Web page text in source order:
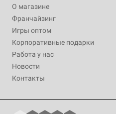
О магазине
Франчайзинг
Игры оптом
Корпоративные подарки
Работа у нас
Новости
Контакты